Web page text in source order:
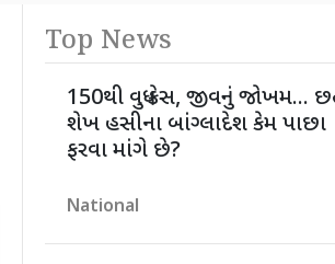
Top News
150થી વધુ કેસ, જીવનું જોખમ...
શેખ હસીના બાંગ્લાદેશ કેમ પાછા
ફરવા માંગે છે?
National